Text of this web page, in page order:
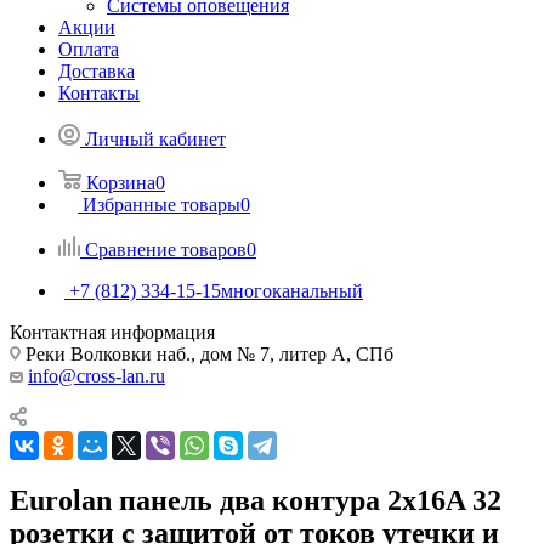
Системы оповещения
Акции
Оплата
Доставка
Контакты
Личный кабинет
Корзина0
Избранные товары0
Сравнение товаров0
+7 (812) 334-15-15многоканальный
Контактная информация
Реки Волковки наб., дом № 7, литер А, СПб
info@cross-lan.ru
Eurolan панель два контура 2x16A 32
розетки с защитой от токов утечки и